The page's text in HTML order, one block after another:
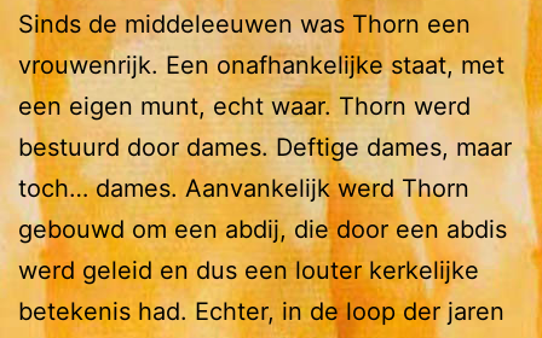
Sinds de middeleeuwen was Thorn een
vrouwenrijk. Een onafhankelijke staat, met
een eigen munt, echt waar. Thorn werd
bestuurd door dames. Deftige dames, maar
toch… dames. Aanvankelijk werd Thorn
gebouwd om een abdij, die door een abdis
werd geleid en dus een louter kerkelijke
betekenis had. Echter, in de loop der jaren